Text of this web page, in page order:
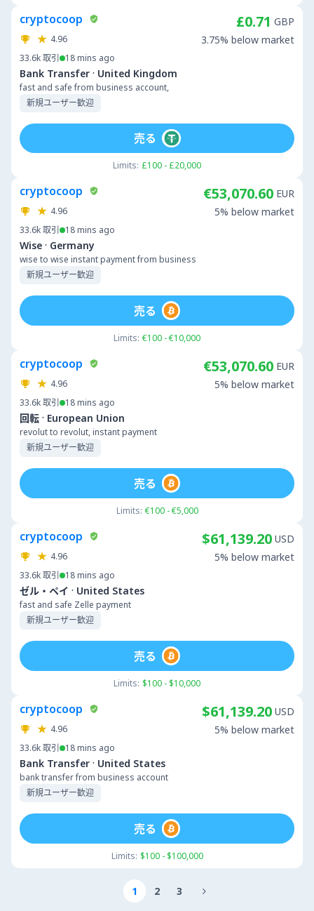
cryptocoop
4.96
33.6k取引 18 mins ago
Bank Transfer · United Kingdom
fast and safe from business account,
新規ユーザー歓迎
£0.71 GBP
3.75% below market
Limits: £100 - £20,000
売る
cryptocoop
4.96
33.6k取引 18 mins ago
Wise · Germany
wise to wise instant payment from business
新規ユーザー歓迎
€53,070.60 EUR
5% below market
Limits: €100 - €10,000
売る
cryptocoop
4.96
33.6k取引 18 mins ago
回転 · European Union
revolut to revolut, instant payment
新規ユーザー歓迎
€53,070.60 EUR
5% below market
Limits: €100 - €5,000
売る
cryptocoop
4.96
33.6k取引 18 mins ago
ゼル・ペイ · United States
fast and safe Zelle payment
新規ユーザー歓迎
$61,139.20 USD
5% below market
Limits: $100 - $10,000
売る
cryptocoop
4.96
33.6k取引 18 mins ago
Bank Transfer · United States
bank transfer from business account
新規ユーザー歓迎
$61,139.20 USD
5% below market
Limits: $100 - $100,000
売る
1 2 3 